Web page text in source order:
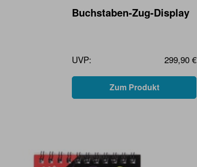
Buchstaben-Zug-Display
UVP: 299,90 €
Zum Produkt